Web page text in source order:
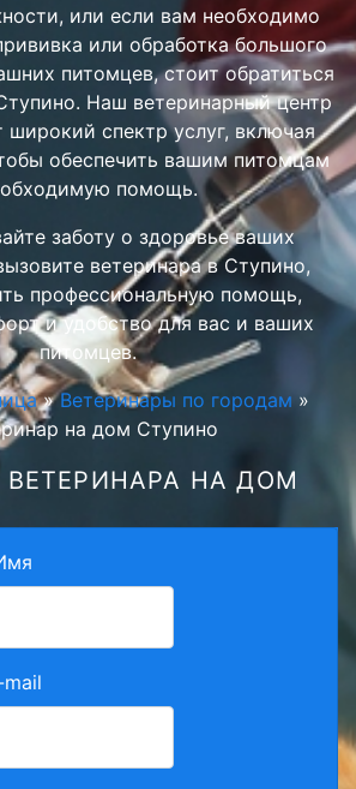
или если вам необходимо
или обработка большого
питомцев, стоит обратиться
Наш ветеринарный центр
широкий спектр услуг, включая
обеспечить вашим питомцам
помощь.
заботу о здоровье ваших
ветеринара в Ступино,
профессиональную помощь,
и удобство для вас и ваших
питомцев.
»Ветеринары по городам »
на дом Ступино
ВЕТЕРИНАРА НА ДОМ
mail